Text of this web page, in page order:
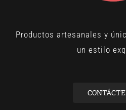
Productos artesanales y
un estilo